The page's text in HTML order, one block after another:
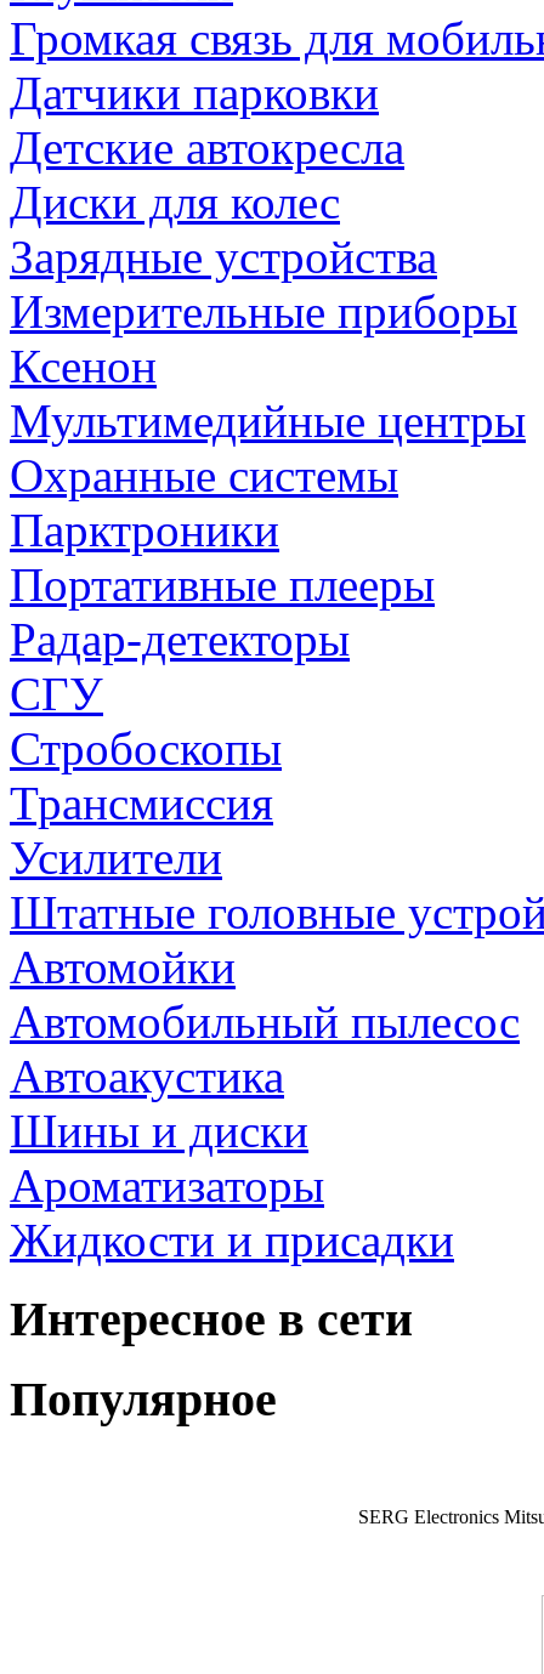
Громкая связь для
Датчики парковки
Детские автокресла
Диски для колес
Зарядные устройства
Измерительные приборы
Ксенон
Мультимедийные центры
Охранные системы
Парктроники
Портативные плееры
Радар-детекторы
СГУ
Стробоскопы
Трансмиссия
Усилители
Штатные головные
Автомойки
Автомобильный пылесос
Автоакустика
Шины и диски
Ароматизаторы
Жидкости и присадки
Интересное в сети
Популярное
SERG Electronics